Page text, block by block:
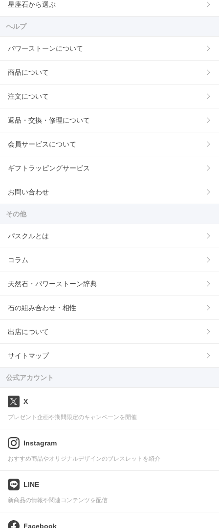
星座石から選ぶ
ヘルプ
パワーストーンについて
商品について
注文について
返品・交換・修理について
会員サービスについて
ギフトラッピングサービス
お問い合わせ
その他
パスクルとは
コラム
天然石・パワーストーン辞典
石の組み合わせ・相性
出店について
サイトマップ
公式アカウント
X
プレゼント企画や期間限定のキャンペーンを開催
Instagram
おすすめ商品やオリジナルデザインのブレスレットを紹介
LINE
新商品の情報や関連コンテンツを配信
Facebook